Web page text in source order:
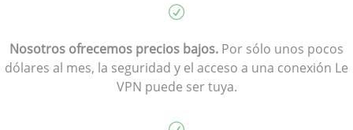
Nosotros ofrecemos precios bajos. Por sólo unos pocos
dólares al mes, la seguridad y el acceso a una conexión Le
VPN puede ser tuya.